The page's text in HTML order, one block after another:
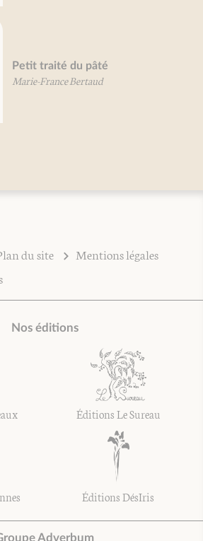
Petit traité du pâté
Marie-France Bertaud
du site
Mentions légales
Nos éditions
Éditions Le Sureau
Éditions DésIris
Adverbum